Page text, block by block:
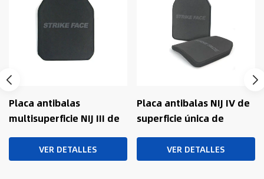
Placa antibalas
multisuperficie NIJ III de
PE+Alúmina Sta para uso
militar de la policía
VER DETALLES
Placa antibalas NIJ IV de
superficie única de
PE+alúmina para uso
policial militar
VER DETALLES